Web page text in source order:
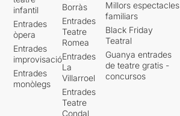
infantil
Entrades
òpera
Entrades
improvisació
Entrades
monòlegs
Borràs
Entrades
Teatre
Romea
Entrades
La
Villarroel
Entrades
Teatre
Condal
Millors espectacles
familiars
Black Friday
Teatral
Guanya entrades
de teatre gratis -
concursos